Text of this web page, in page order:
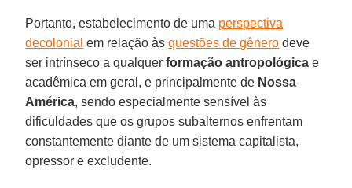
Portanto, estabelecimento de uma perspectiva
decolonial em relação àsquestões de gênero deve
ser intrínseco a qualquerformação antropológica e
acadêmica em geral, e principalmente de Nossa
América, sendo especialmente sensível às
dificuldades que os grupos subalternos enfrentam
constantemente diante de um sistema capitalista,
opressor e excludente.